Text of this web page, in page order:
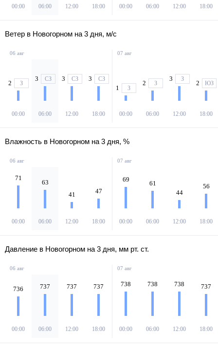
00:00 06:00 12:00 18:00 00:00 06:00 12:00 18:00
Ветер в Новогорном на 3 дня, м/с
06 авг
2 З
00:00
3 СЗ
06:00
3 СЗ
12:00
3 СЗ
18:00
07 авг
1 З
00:00
2 З
06:00
3 З
12:00
2 ЮЗ
18:00
Влажность в Новогорном на 3 дня, %
06 авг
71
00:00
63
06:00
41
12:00
47
18:00
07 авг
69
00:00
61
06:00
44
12:00
56
18:00
Давление в Новогорном на 3 дня, мм рт. ст.
06 авг
736
00:00
737
06:00
737
12:00
737
18:00
07 авг
738
00:00
738
06:00
738
12:00
737
18:00